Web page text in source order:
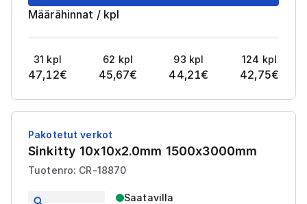
Määrähinnat / kpl
31 kpl
47,12€
62 kpl
45,67€
93 kpl
44,21€
124 kpl
42,75€
Pakotetut verkot
Sinkitty 10x10x2.0mm 1500x3000mm
Tuotenro: CR-18870
Saatavilla